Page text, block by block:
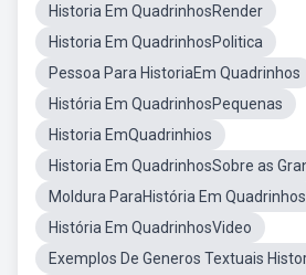
Historia Em QuadrinhosRender
Historia Em QuadrinhosPolitica
Pessoa Para HistoriaEm Quadrinhos
História Em QuadrinhosPequenas
Historia EmQuadrinhios
Historia Em QuadrinhosSobre as
Moldura ParaHistória Em Quadrinhos
História Em QuadrinhosVideo
Exemplos De Generos Textuais